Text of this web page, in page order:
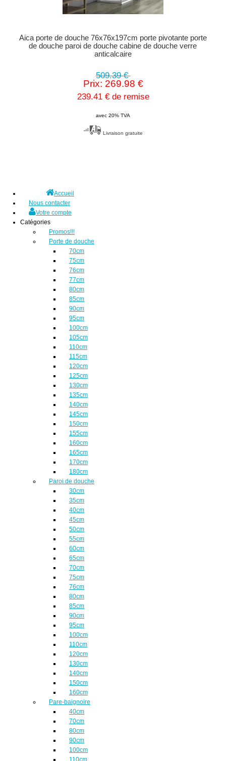
Aica porte de douche 76x76x197cm porte pivotante porte
de douche paroi de douche cabine de douche verre
anticalcaire
509.39 €
Prix: 269.98 €
239.41 € de remise
avec 20% TVA
Livraison gratuite
Accueil
Nous contacter
Votre compte
Catégories
Promos!!!
Porte de douche
70cm
75cm
76cm
77cm
80cm
85cm
90cm
95cm
100cm
105cm
110cm
115cm
120cm
125cm
130cm
135cm
140cm
145cm
150cm
155cm
160cm
165cm
170cm
180cm
Paroi de douche
30cm
35cm
40cm
45cm
50cm
55cm
60cm
65cm
70cm
75cm
76cm
80cm
85cm
90cm
95cm
100cm
110cm
120cm
130cm
140cm
150cm
160cm
Pare-baignoire
40cm
70cm
80cm
90cm
100cm
110cm